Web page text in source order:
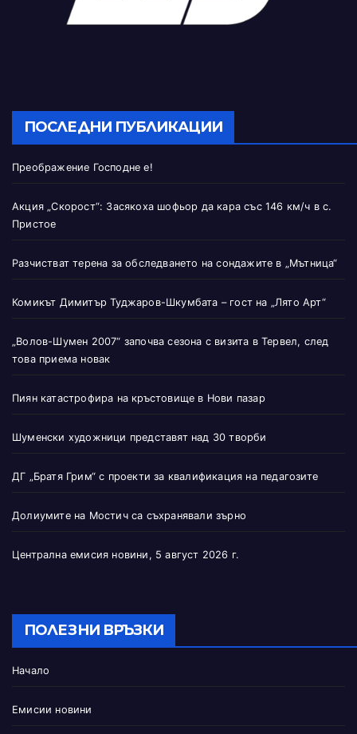
ПОСЛЕДНИ ПУБЛИКАЦИИ
Преображение Господне е!
Акция „Скорост“: Засякоха шофьор да кара със 146 км/ч в с.
Пристое
Разчистват терена за обследването на сондажите в „Мътница“
Комикът Димитър Туджаров-Шкумбата – гост на „Лято Арт“
„Волов-Шумен 2007“ започва сезона с визита в Тервел, след
това приема новак
Пиян катастрофира на кръстовище в Нови пазар
Шуменски художници представят над 30 творби
ДГ „Братя Грим“ с проекти за квалификация на педагозите
Долиумите на Мостич са съхранявали зърно
Централна емисия новини, 5 август 2026 г.
ПОЛЕЗНИ ВРЪЗКИ
Начало
Емисии новини